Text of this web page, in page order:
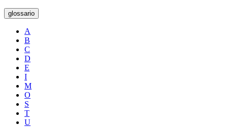
glossario
A
B
C
D
E
I
M
O
S
T
U